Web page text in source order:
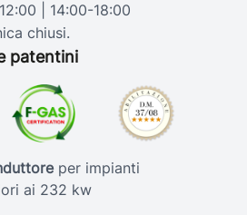
| 14:00-18:00
chiusi.
patentini
per impianti
ai 232 kw